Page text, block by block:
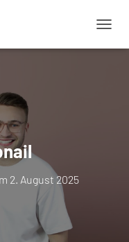
2. August 2025